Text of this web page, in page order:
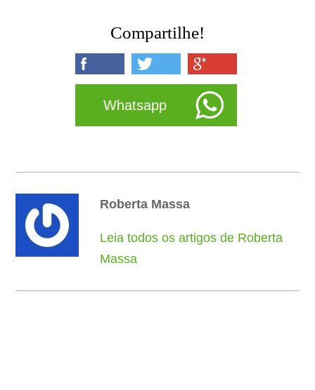
Compartilhe!
Whatsapp
Roberta Massa
Leia todos os artigos de Roberta
Massa